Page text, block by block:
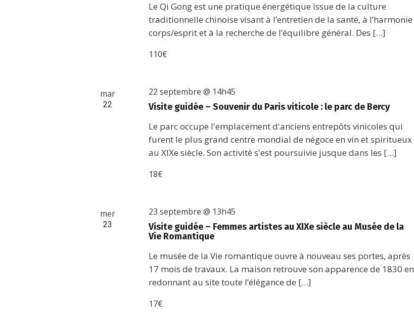
Le Qi Gong est une pratique énergétique issue de la culture
traditionnelle chinoise visant à l’entretien de la santé, à l’harmonie
corps/esprit et à la recherche de l’équilibre général. Des […]
110€
mar
22 Visite guidée – Souvenir du Paris viticole : le parc de Bercy
22 septembre @ 14h45
Le parc occupe l'emplacement d'anciens entrepôts vinicoles qui
furent le plus grand centre mondial de négoce en vin et spiritueux
au XIXe siècle. Son activité s'est poursuivie jusque dans les […]
18€
mer
23
Visite guidée – Femmes artistes au XIXe siècle au Musée de la
Vie Romantique
23 septembre @ 13h45
Le musée de la Vie romantique ouvre à nouveau ses portes, après
17 mois de travaux. La maison retrouve son apparence de 1830 en
redonnant au site toute l’élégance de […]
17€